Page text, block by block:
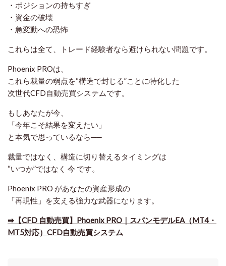
・ポジションの持ちすぎ
・資金の破壊
・急変動への恐怖
これらは全て、トレード経験者なら避けられない問題です。
Phoenix PROは、
これら裁量の弱点を“構造で封じる”ことに特化した
次世代CFD自動売買システムです。
もしあなたが今、
「今年こそ結果を変えたい」
と本気で思っているなら──
裁量ではなく、 構造に切り替えるタイミングは
“いつか”ではなく 今 です。
Phoenix PRO があなたの資産形成の
「再現性」を支える強力な武器になります。
➡​【CFD 自動売買】Phoenix PRO｜スパンモデルEA（MT4・
MT5対応）CFD自動売買システム